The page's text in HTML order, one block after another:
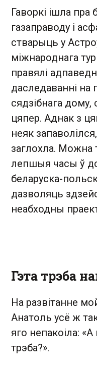
Гаворкі ішла пра
газаправоду і
стварыць у
міжнароднага
правялі
даследаванні на
сядзібнага дому,
цяпер. Аднак з
неяк
заглохла. Можна
лепшыя часы ў
беларуска-
дазволяць
неабходны
Гэта трэба
На развітанне
Анатоль усё ж
яго непакоіла:
трэба?».